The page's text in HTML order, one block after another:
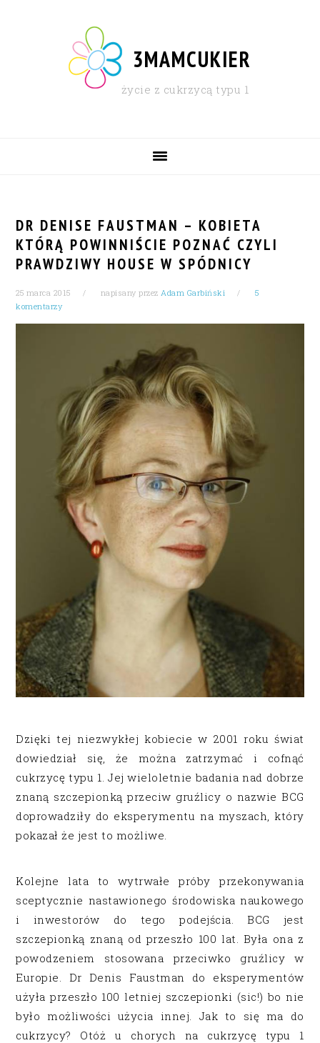
3MAMCUKIER
życie z cukrzycą typu 1
DR DENISE FAUSTMAN – KOBIETA
KTÓRĄ POWINNIŚCIE POZNAĆ CZYLI
PRAWDZIWY HOUSE W SPÓDNICY
25 marca 2015 napisany przezAdam Garbiński
5
komentarzy
Dzięki tej niezwykłej kobiecie w 2001 roku świat
dowiedział się, że można zatrzymać i cofnąć
cukrzycę typu 1. Jej wieloletnie badania nad dobrze
znaną szczepionką przeciw gruźlicy o nazwie BCG
doprowadziły do eksperymentu na myszach, który
pokazał że jest to możliwe.
Kolejne lata to wytrwałe próby przekonywania
sceptycznie nastawionego środowiska naukowego
i inwestorów do tego podejścia. BCG jest
szczepionką znaną od przeszło 100 lat. Była ona z
powodzeniem stosowana przeciwko gruźlicy w
Europie. Dr Denis Faustman do eksperymentów
użyła przeszło 100 letniej szczepionki (sic!) bo nie
było możliwości użycia innej. Jak to się ma do
cukrzycy? Otóż u chorych na cukrzycę typu 1